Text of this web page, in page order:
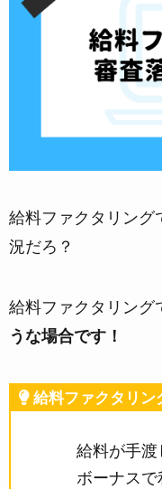
給料ファクタリング
況だろ？
給料ファクタリング
うな場合です！
給料ファクタリン
給料が手渡
ボーナスで